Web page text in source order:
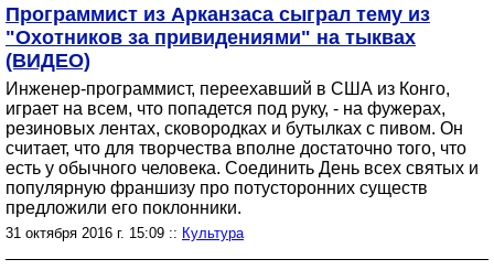
Программист из Арканзаса сыграл тему из
"Охотников за привидениями" на тыквах
(ВИДЕО)
Инженер-программист, переехавший в США из Конго,
играет на всем, что попадется под руку, - на фужерах,
резиновых лентах, сковородках и бутылках с пивом. Он
считает, что для творчества вполне достаточно того, что
есть у обычного человека. Соединить День всех святых и
популярную франшизу про потусторонних существ
предложили его поклонники.
31 октября 2016 г. 15:09 :: Культура